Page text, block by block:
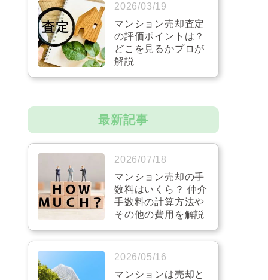
2026/03/19
マンション売却査定
の評価ポイントは？
どこを見るかプロが
解説
最新記事
2026/07/18
マンション売却の手
数料はいくら？ 仲介
手数料の計算方法や
その他の費用を解説
2026/05/16
マンションは売却と